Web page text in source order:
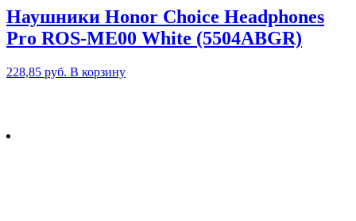
Наушники Honor Choice Headphones
Pro ROS-ME00 White (5504ABGR)
228,85 руб. В корзину